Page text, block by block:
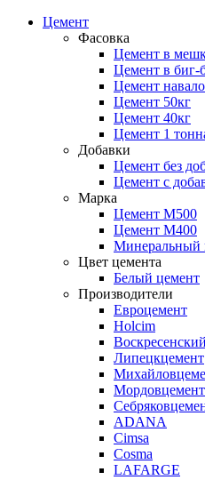
Цемент
Фасовка
Цемент в
Цемент в биг-
Цемент
Цемент 50кг
Цемент 40кг
Цемент 1
Добавки
Цемент без
Цемент с
Марка
Цемент М500
Цемент М400
Минеральный
Цвет цемента
Белый цемент
Производители
Евроцемент
Holcim
Липецкцемент
Мордовцемент
ADANA
Cimsa
Cosma
LAFARGE